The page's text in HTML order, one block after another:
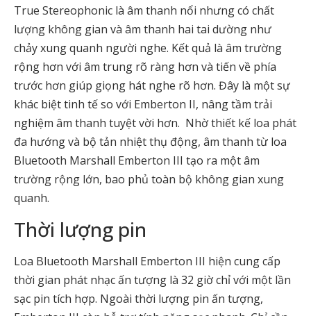
True Stereophonic là âm thanh nổi nhưng có chất
lượng không gian và âm thanh hai tai dường như
chảy xung quanh người nghe. Kết quả là âm trường
rộng hơn với âm trung rõ ràng hơn và tiến về phía
trước hơn giúp giọng hát nghe rõ hơn. Đây là một sự
khác biệt tinh tế so với Emberton II, nâng tầm trải
nghiệm âm thanh tuyệt vời hơn. Nhờ thiết kế loa phát
đa hướng và bộ tản nhiệt thụ động, âm thanh từ loa
Bluetooth Marshall Emberton III tạo ra một âm
trường rộng lớn, bao phủ toàn bộ không gian xung
quanh.
Thời lượng pin
Loa Bluetooth Marshall Emberton III hiện cung cấp
thời gian phát nhạc ấn tượng là 32 giờ chỉ với một lần
sạc pin tích hợp. Ngoài thời lượng pin ấn tượng,